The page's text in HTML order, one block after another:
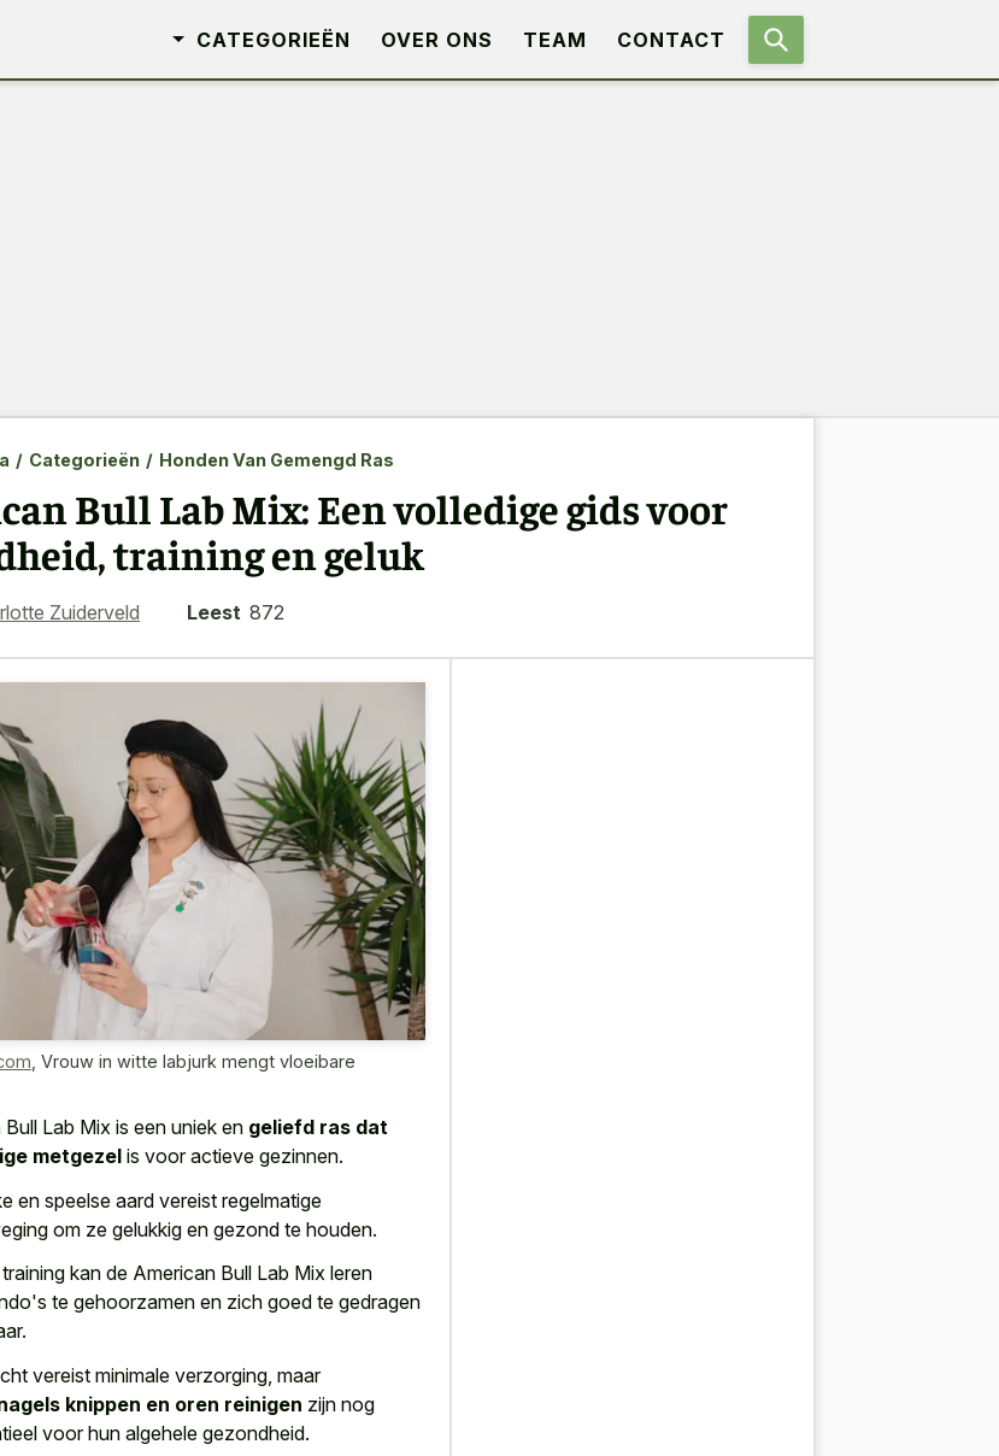
CATEGORIEËN OVER ONS TEAM CONTACT
/ Categorieën / Honden Van Gemengd Ras
Bull Lab Mix: Een volledige gids voor
training en geluk
Zuiderveld Leest 872
Vrouw in witte labjurk mengt vloeibare
Lab Mix is een uniek en geliefd ras dat
metgezel is voor actieve gezinnen.
en speelse aard vereist regelmatige
om ze gelukkig en gezond te houden.
kan de American Bull Lab Mix leren
te gehoorzamen en zich goed te gedragen
vereist minimale verzorging, maar
knippen en oren reinigen zijn nog
voor hun algehele gezondheid.